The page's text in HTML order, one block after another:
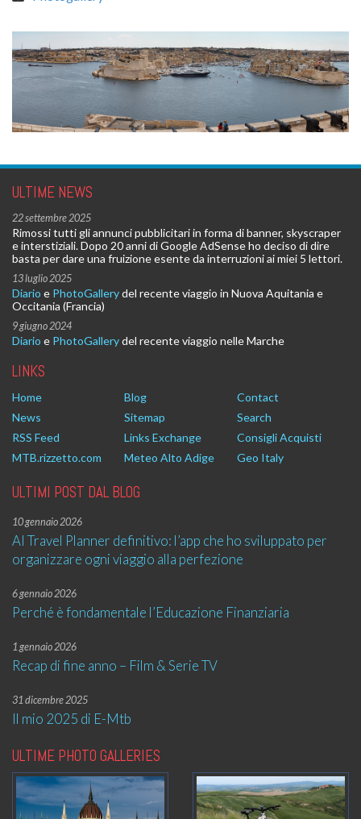
ULTIME NEWS
22 settembre 2025
Rimossi tutti gli annunci pubblicitari in forma di banner, skyscraper
e interstiziali. Dopo 20 anni di Google AdSense ho deciso di dire
basta per dare una fruizione esente da interruzioni ai miei 5 lettori.
13 luglio 2025
Diario e PhotoGallerydel recente viaggio in Nuova Aquitania e
Occitania (Francia)
9 giugno 2024
Diario e PhotoGallerydel recente viaggio nelle Marche
LINKS
Home Blog
Contact
News
Sitemap
Search
RSS Feed
Links Exchange
Consigli Acquisti
MTB.rizzetto.com
Meteo Alto Adige Geo Italy
ULTIMI POST DAL BLOG
10 gennaio 2026
AI Travel Planner definitivo: l’app che ho sviluppato per
organizzare ogni viaggio alla perfezione
6 gennaio 2026
Perché è fondamentale l’Educazione Finanziaria
1 gennaio 2026
Recap di fine anno – Film & Serie TV
31 dicembre 2025
Il mio 2025 di E-Mtb
ULTIME PHOTO GALLERIES